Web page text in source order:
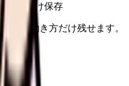
条件だけ保存
なる働き方だけ残せます。